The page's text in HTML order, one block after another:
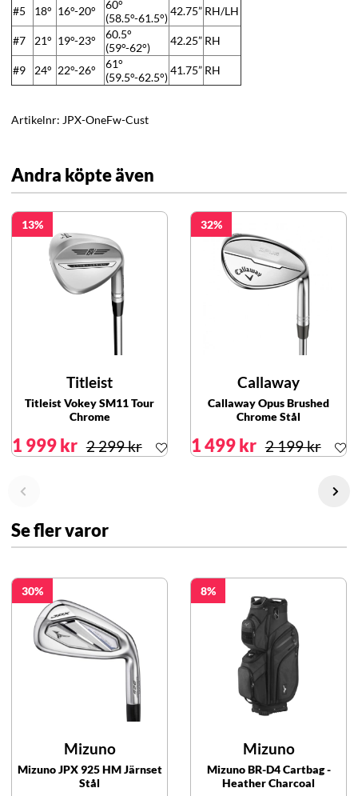
#5 18° 16°-20°
60°
(58.5°-61.5°)
42.75” RH/LH
#7 21° 19°-23°
60.5°
(59°-62°)
42.25” RH
#9 24° 22°-26°
61°
(59.5°-62.5°)
41.75” RH
Artikelnr: JPX-OneFw-Cust
Andra köpte även
13
Titleist
Titleist Vokey SM11 Tour
Chrome
1 999 kr 2 299 kr
32
Callaway
Callaway Opus Brushed
Chrome Stål
1 499 kr 2 199 kr
Se fler varor
30
Mizuno
Mizuno JPX 925 HM Järnset
Stål
8
Mizuno
Mizuno BR-D4 Cartbag -
Heather Charcoal